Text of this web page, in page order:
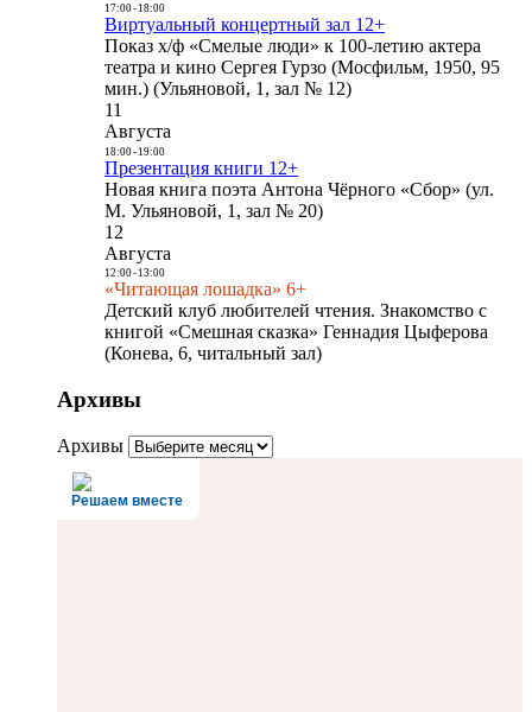
17:00- 18:00
Виртуальный концертный зал 12+
Показ х/ф «Смелые люди» к 100-летию актера
театра и кино Сергея Гурзо (Мосфильм, 1950, 95
мин.) (Ульяновой, 1, зал № 12)
11
Августа
18:00- 19:00
Презентация книги 12+
Новая книга поэта Антона Чёрного «Сбор» (ул.
М. Ульяновой, 1, зал № 20)
12
Августа
12:00- 13:00
«Читающая лошадка» 6+
Детский клуб любителей чтения. Знакомство с
книгой «Смешная сказка» Геннадия Цыферова
(Конева, 6, читальный зал)
Архивы
Архивы
Решаем вместе